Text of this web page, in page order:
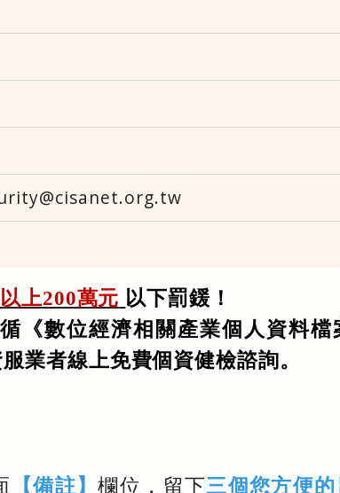
上200萬元 以下罰鍰！
《數位經濟相關產業個人資料檔
業者線上免費個資健檢諮詢。
【備註】欄位，留下三個您方便